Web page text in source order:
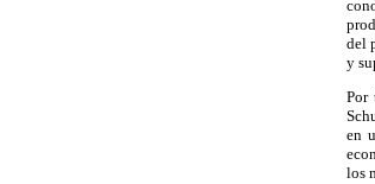
del
y
Por
en
los